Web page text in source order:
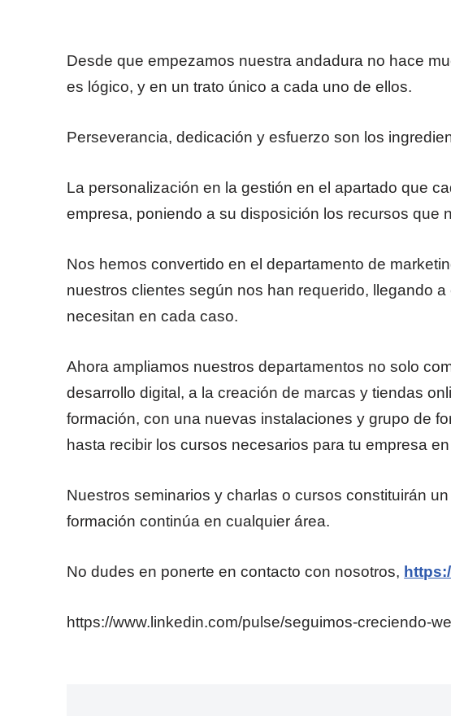
Desde que empezamos nuestra andadura no hace
es lógico, y en un trato único a cada uno de ellos.
Perseverancia, dedicación y esfuerzo son los
La personalización en la gestión en el apartado que
empresa, poniendo a su disposición los recursos que
Nos hemos convertido en el departamento de
nuestros clientes según nos han requerido, llegando
necesitan en cada caso.
Ahora ampliamos nuestros departamentos no solo
desarrollo digital, a la creación de marcas y tiendas
formación, con una nuevas instalaciones y grupo de
hasta recibir los cursos necesarios para tu empresa
Nuestros seminarios y charlas o cursos constituirán
formación continúa en cualquier área.
No dudes en ponerte en contacto con nosotros,
https://www.linkedin.com/pulse/seguimos-creciendo-